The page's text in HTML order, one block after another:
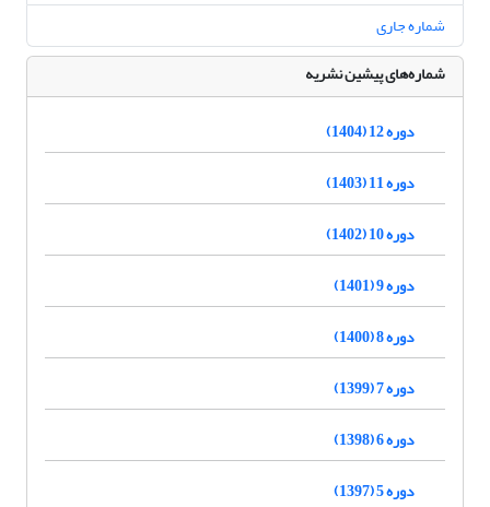
شماره جاری
شماره‌های پیشین نشریه
دوره 12 (1404)
دوره 11 (1403)
دوره 10 (1402)
دوره 9 (1401)
دوره 8 (1400)
دوره 7 (1399)
دوره 6 (1398)
دوره 5 (1397)